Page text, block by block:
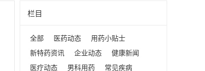
栏目
全部 医药动态
用药小贴士
新特药资讯
企业动态
健康新闻
医疗动态
男科用药
常见疾病